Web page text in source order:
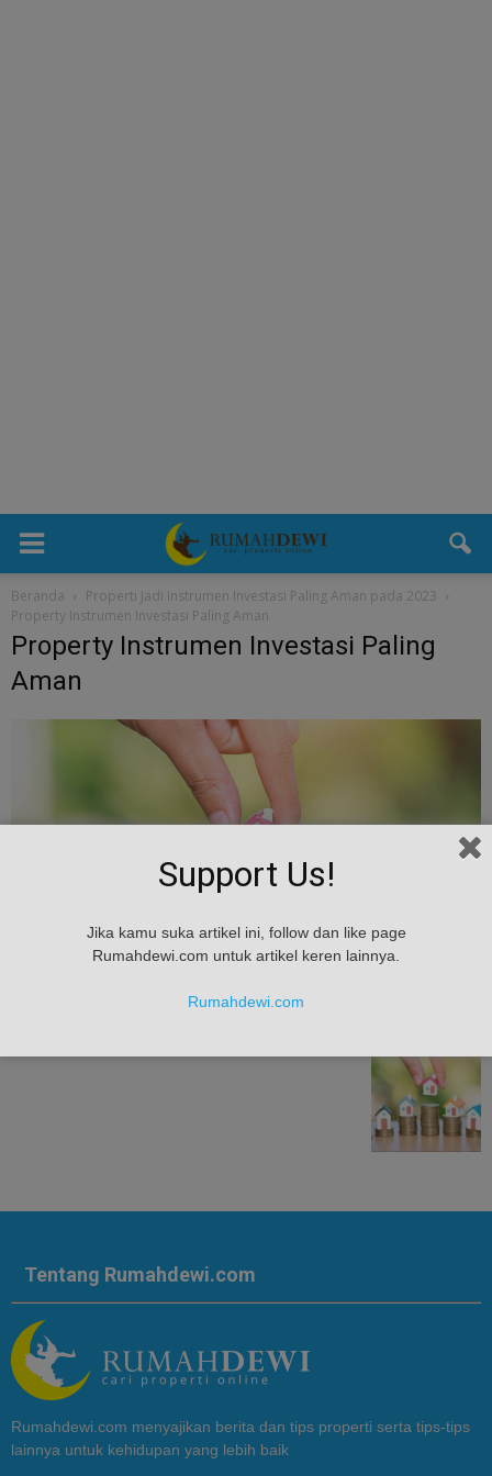
Beranda
Properti Jadi Instrumen Investasi Paling Aman pada 2023
Property Instrumen Investasi Paling Aman
Property Instrumen Investasi Paling
Aman
Tentang Rumahdewi.com
Rumahdewi.com menyajikan berita dan tips properti serta tips-tips
lainnya untuk kehidupan yang lebih baik
Support Us!
Jika kamu suka artikel ini, follow dan like page
Rumahdewi.com untuk artikel keren lainnya.
Rumahdewi.com